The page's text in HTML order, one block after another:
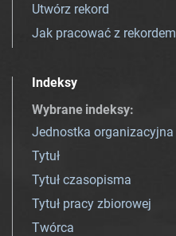
Utwórz rekord
Jak pracować z rekordem
Indeksy
Wybrane indeksy:
Jednostka organizacyjna
Tytuł
Tytuł czasopisma
Tytuł pracy zbiorowej
Twórca